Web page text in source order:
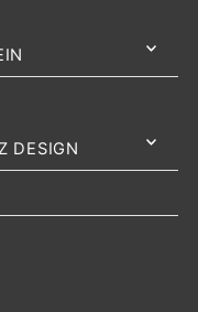
DESIGN